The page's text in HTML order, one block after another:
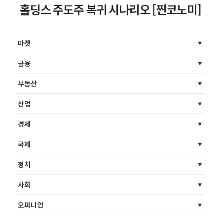
홀딩스 주도주 복귀 시나리오 [찐코노미]
마켓
금융
부동산
산업
경제
국제
정치
사회
오피니언